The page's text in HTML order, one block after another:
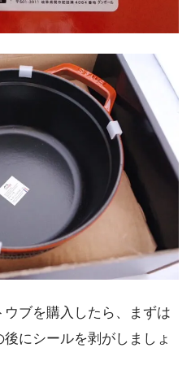
ブを購入したら、まずは
にシールを剥がしましょ